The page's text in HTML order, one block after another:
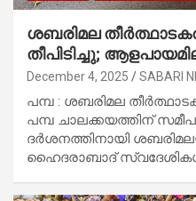
ശബരിമല
തീപിടിച്ചു;
December 4, 2025 SABARI
പമ്പ : ശബരിമല
പമ്പ ചാലക്കയത്തിന്
ദർശനത്തിനായി
ഹൈദരാബാദ്